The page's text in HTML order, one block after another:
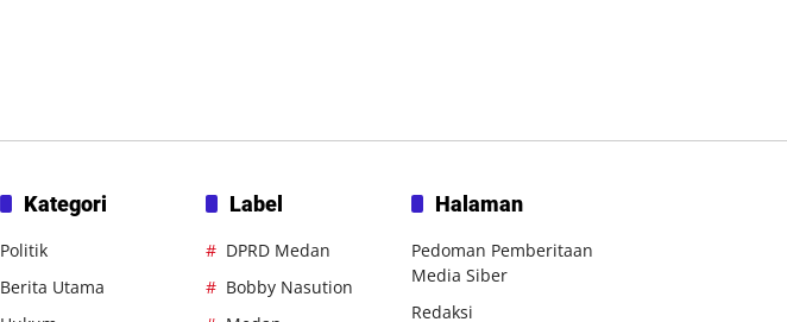
Kategori
Politik
Berita Utama
Label
DPRD Medan
Bobby Nasution
Halaman
Pedoman Pemberitaan
Media Siber
Redaksi